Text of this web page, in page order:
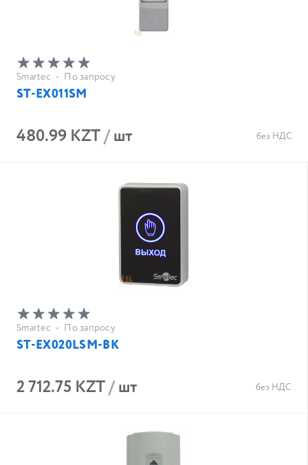
Smartec • По запросу
ST-EX011SM
480.99 KZT/шт без НДС
Smartec • По запросу
ST-EX020LSM-BK
2 712.75 KZT/шт без НДС